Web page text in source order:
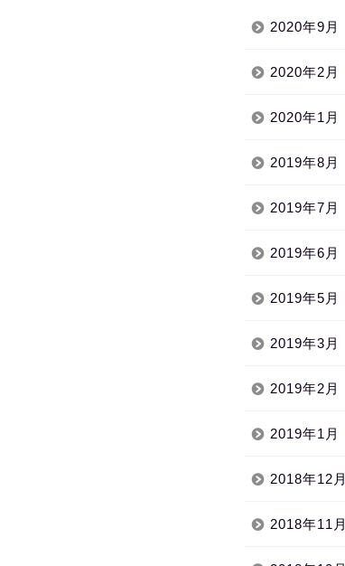
2020年9月
2020年2月
2020年1月
2019年8月
2019年7月
2019年6月
2019年5月
2019年3月
2019年2月
2019年1月
2018年12月
2018年11月